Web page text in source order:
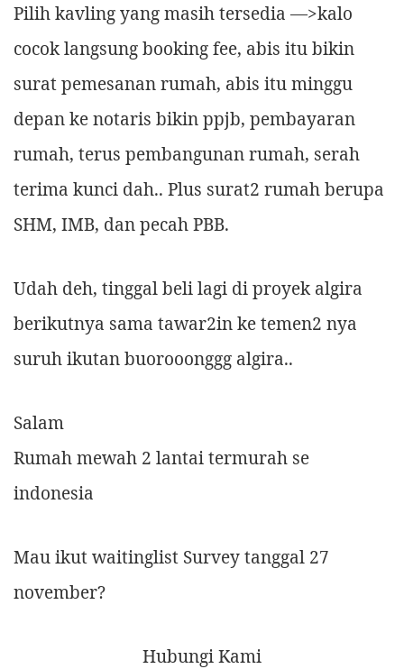
Pilih kavling yang masih tersedia —>kalo
cocok langsung booking fee, abis itu bikin
surat pemesanan rumah, abis itu minggu
depan ke notaris bikin ppjb, pembayaran
rumah, terus pembangunan rumah, serah
terima kunci dah.. Plus surat2 rumah berupa
SHM, IMB, dan pecah PBB.
Udah deh, tinggal beli lagi di proyek algira
berikutnya sama tawar2in ke temen2 nya
suruh ikutan buorooonggg algira..
Salam
Rumah mewah 2 lantai termurah se
indonesia
Mau ikut waitinglist Survey tanggal 27
november?
Hubungi Kami